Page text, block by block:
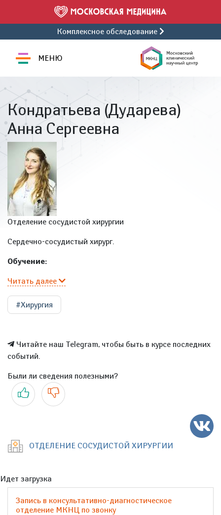
Комплексное обследование
МЕНЮ
Кондратьева (Дударева)
Анна Сергеевна
Отделение сосудистой хирургии
Сердечно-сосудистый хирург.
Обучение:
Читать далее
#Хирургия
Читайте наш Telegram, чтобы быть в курсе последних
событий.
Были ли сведения полезными?
Да Нет
ОТДЕЛЕНИЕ СОСУДИСТОЙ ХИРУРГИИ
Идет загрузка
Запись в консультативно-диагностическое
отделение МКНЦ по звонку